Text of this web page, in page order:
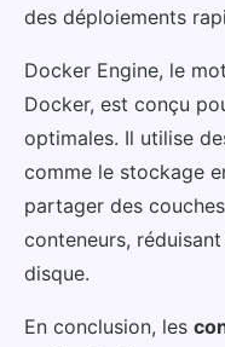
des déploiements
Docker Engine, le
Docker, est conçu
optimales. Il utilise
comme le stockage
partager des
conteneurs, réduisant
disque.
En conclusion, les